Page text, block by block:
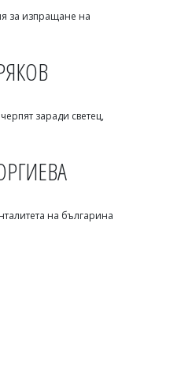
за убийството в
за изпращане на
заради светец,
на българина